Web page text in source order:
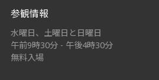
参観情報
水曜日、土曜日と日曜日
午前9時30分 - 午後4時30分
無料入場